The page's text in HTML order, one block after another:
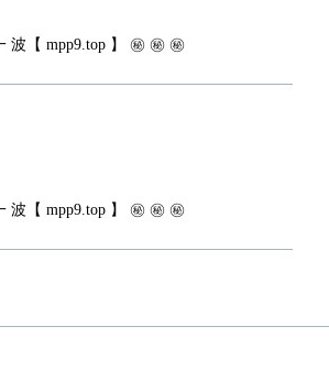
波【 mpp9.top 】 ㊙️ ㊙️ ㊙️
波【 mpp9.top 】 ㊙️ ㊙️ ㊙️